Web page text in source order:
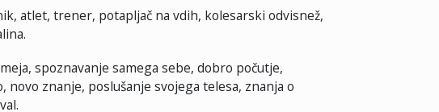
atlet, trener, potapljač na vdih, kolesarski odvisnež,
spoznavanje samega sebe, dobro počutje,
znanje, poslušanje svojega telesa, znanja o